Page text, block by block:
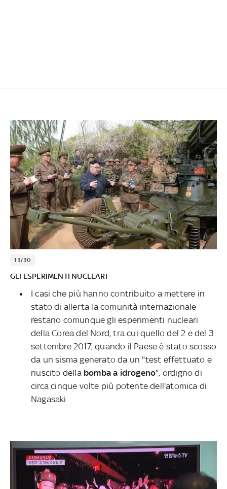
13/30
GLI ESPERIMENTI NUCLEARI
I casi che più hanno contribuito a mettere in
stato di allerta la comunità internazionale
restano comunque gli esperimenti nucleari
della Corea del Nord, tra cui quello del 2 e del 3
settembre 2017, quando il Paese è stato scosso
da un sisma generato da un "test effettuato e
riuscito della bomba a idrogeno", ordigno di
circa cinque volte più potente dell'atomica di
Nagasaki